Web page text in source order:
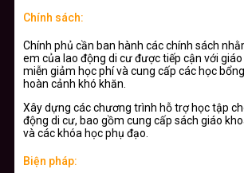
Chính sách:
Chính phủ cần ban hành các chính sách
em của lao động di cư được tiếp cận với
miễn giảm học phí và cung cấp các học
hoàn cảnh khó khăn.
Xây dựng các chương trình hỗ trợ học tập
động di cư, bao gồm cung cấp sách giáo
và các khóa học phụ đạo.
Biện pháp: